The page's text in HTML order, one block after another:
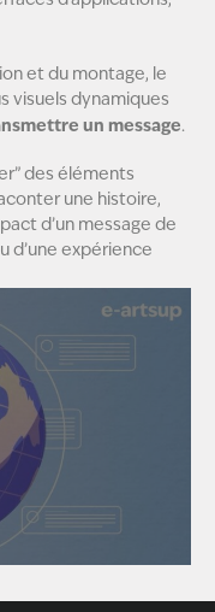
et du montage, le
visuels dynamiques
un message.
des éléments
une histoire,
d’un message de
d’une expérience